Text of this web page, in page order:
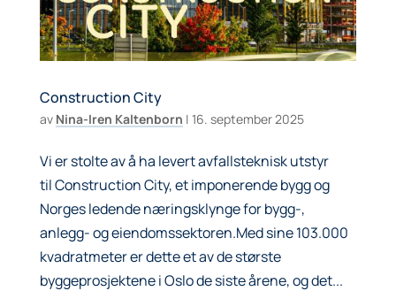
Construction City
av Nina-Iren Kaltenborn | 16. september 2025
Vi er stolte av å ha levert avfallsteknisk utstyr
til Construction City, et imponerende bygg og
Norges ledende næringsklynge for bygg-,
anlegg- og eiendomssektoren.Med sine 103.000
kvadratmeter er dette et av de største
byggeprosjektene i Oslo de siste årene, og det...